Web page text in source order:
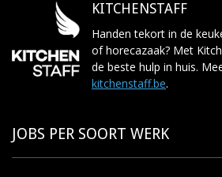
KITCHENSTAFF
Handen tekort in de
of horecazaak? Met
de beste hulp in huis.
kitchenstaff.be.
JOBS PER SOORT WERK